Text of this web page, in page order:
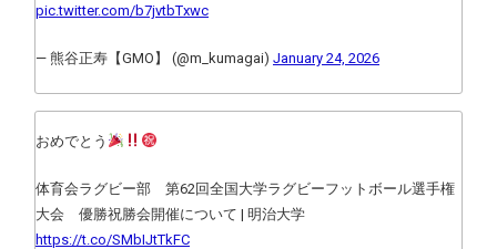
pic.twitter.com/b7jvtbTxwc
— 熊谷正寿【GMO】 (@m_kumagai) January 24, 2026
おめでとう
体育会ラグビー部 第62回全国大学ラグビーフットボール選手権
大会 優勝祝勝会開催について | 明治大学
https://t.co/SMbIJtTkFC